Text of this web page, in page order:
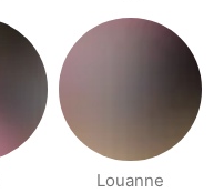
Louanne